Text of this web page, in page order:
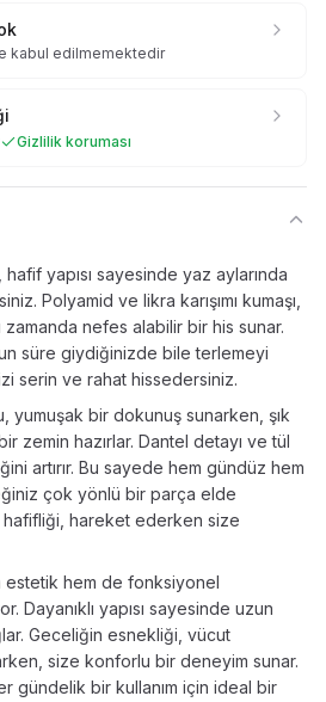
kabul edilmemektedir
Gizlilik koruması
, hafif yapısı sayesinde yaz aylarında
Polyamid ve likra karışımı kumaşı,
nefes alabilir bir his sunar.
süre giydiğinizde bile terlemeyi
serin ve rahat hissedersiniz.
yumuşak bir dokunuş sunarken, şık
zemin hazırlar. Dantel detayı ve tül
artırır. Bu sayede hem gündüz hem
çok yönlü bir parça elde
hafifliği, hareket ederken size
estetik hem de fonksiyonel
Dayanıklı yapısı sayesinde uzun
Geceliğin esnekliği, vücut
size konforlu bir deneyim sunar.
gündelik bir kullanım için ideal bir